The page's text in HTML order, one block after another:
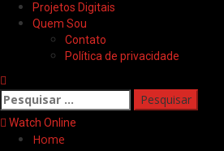
Projetos Digitais
Quem Sou
Contato
Política de privacidade
Pesquisar
por:
Watch Online
Home